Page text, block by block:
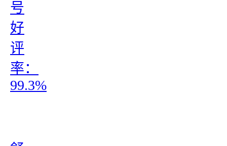
号
好
评
率：
99.3%